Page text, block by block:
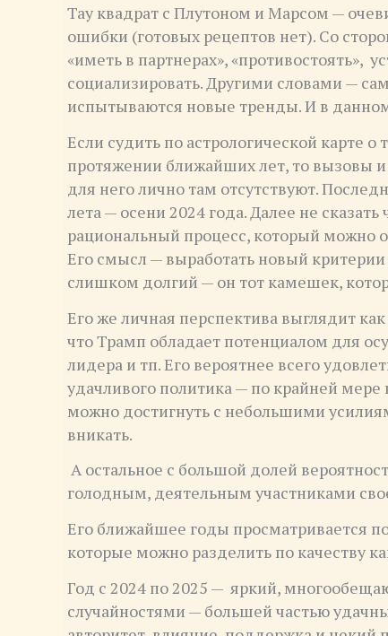
Тау квадрат с Плутоном и Марсом —
ошибки (готовых рецептов нет). Со
«иметь в партнерах», «противостоять»,
социализировать. Другими словами —
испытываются новые тренды. И в
Если судить по астрологической карте
протяжении ближайших лет, то вызовы
для него лично там отсутствуют.
лета — осени 2024 года. Далее не
рациональный процесс, который можно
Его смысл — выработать новый
слишком долгий — он тот камешек,
Его же личная перспектива выглядит
что Трамп обладает потенциалом для
лидера и тп. Его вероятнее всего
удачливого политика — по крайней мере
можно достигнуть с небольшими
вникать.
А остальное с большой долей
голодным, деятельным участниками
Его ближайшее годы просматривается
которые можно разделить по качеству
Год с 2024 по 2025 — яркий,
случайностями — большей частью